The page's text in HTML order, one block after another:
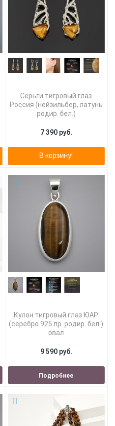
Серьги тигровый глаз
Россия (нейзильбер, латунь
родир. бел.)
7 390 руб.
В корзину!
Кулон тигровый глаз ЮАР
(серебро 925 пр. родир. бел.)
овал
9 590 руб.
Подробнее